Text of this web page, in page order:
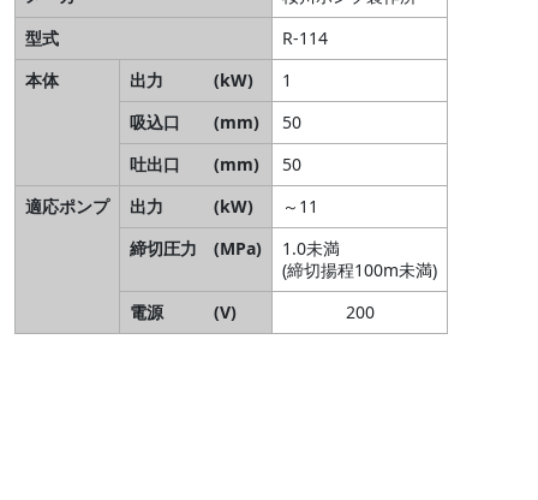
型式
R-114
本体
出力 (kW)
1
吸込口 (mm)
50
吐出口 (mm)
50
適応ポンプ
出力 (kW)
～11
締切圧力 (MPa)
1.0未満
(締切揚程100m未満)
電源 (V)
200